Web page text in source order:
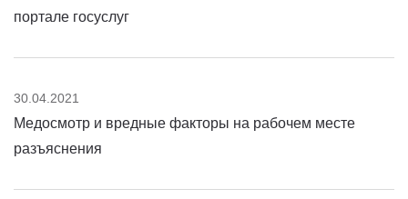
портале госуслуг
30.04.2021
Медосмотр и вредные факторы на рабочем месте
разъяснения